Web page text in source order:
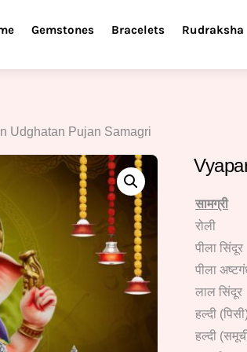
Gemstones Bracelets Rudraksha
Udghatan Pujan Samagri
सामग्री
रोली
पीला सिंदूर
पीला
लाल सिंदूर
हल्दी
हल्दी